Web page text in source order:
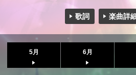
歌詞 楽曲詳
5月 6月